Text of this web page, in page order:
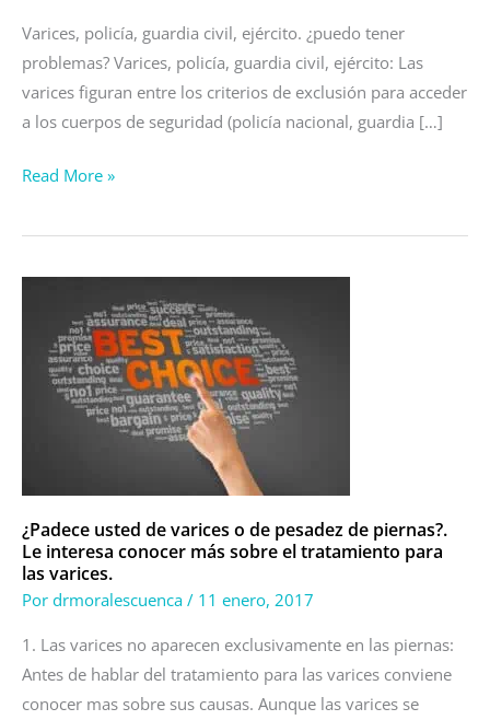
Varices, policía, guardia civil, ejército. ¿puedo tener
problemas? Varices, policía, guardia civil, ejército: Las
varices figuran entre los criterios de exclusión para acceder
a los cuerpos de seguridad (policía nacional, guardia […]
Read More »
¿Padece usted de varices o de pesadez de piernas?.
Le interesa conocer más sobre el tratamiento para
las varices.
Por drmoralescuenca / 11 enero, 2017
1. Las varices no aparecen exclusivamente en las piernas:
Antes de hablar del tratamiento para las varices conviene
conocer mas sobre sus causas. Aunque las varices se
varices
de
piernas?.
Le
interesa
más
sobre
el